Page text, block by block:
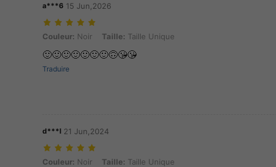
a***6 15 Jun,2026
Couleur: Noir, Taille: Taille Unique
Couleur: Noir Taille: Taille Unique
🙂🙂🙂🙂🙂🙂🙂🙃😘😘
Traduire
d***l 21 Jun,2024
Couleur: Noir, Taille: Taille Unique
Couleur: Noir Taille: Taille Unique